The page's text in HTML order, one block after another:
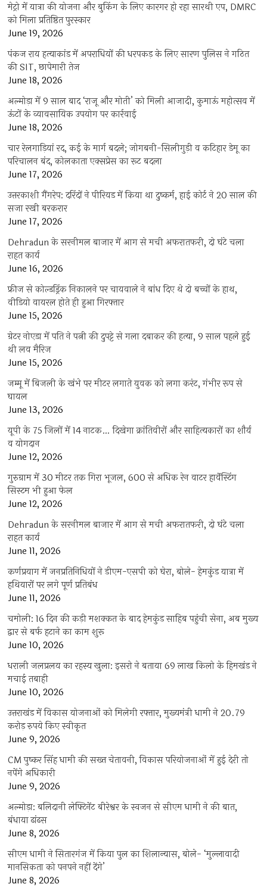
मेट्रो में यात्रा की योजना और बुकिंग के लिए कारगर हो रहा सारथी एप, DMRC
को मिला प्रतिष्ठित पुरस्कार
June 19, 2026
पंकज राय हत्याकांड में अपराधियों की धरपकड़ के लिए सारण पुलिस ने गठित
की SIT, छापेमारी तेज
June 18, 2026
अल्मोड़ा में 9 साल बाद ‘राजू और मोती’ को मिली आजादी, कुमाऊं महोत्सव में
ऊंटों के व्यावसायिक उपयोग पर कार्रवाई
June 18, 2026
चार रेलगाड़ियां रद, कई के मार्ग बदले; जोगबनी-सिलीगुड़ी व कटिहार डेमू का
परिचालन बंद, कोलकाता एक्सप्रेस का रूट बदला
June 17, 2026
उत्तरकाशी गैंगरेप: दरिंदों ने पीरियड में किया था दुष्कर्म, हाई कोर्ट ने 20 साल की
सजा रखी बरकरार
June 17, 2026
Dehradun के सरनीमल बाजार में आग से मची अफरातफरी, दो घंटे चला
राहत कार्य
June 16, 2026
फ्रीज से कोल्डड्रिंक निकालने पर चायवाले ने बांध दिए थे दो बच्चों के हाथ,
वीडियो वायरल होते ही हुआ गिरफ्तार
June 15, 2026
ग्रेटर नोएडा में पति ने पत्नी की दुपट्टे से गला दबाकर की हत्या, 9 साल पहले हुई
थी लव मैरिज
June 15, 2026
जम्मू में बिजली के खंभे पर मीटर लगाते युवक को लगा करंट, गंभीर रूप से
घायल
June 13, 2026
यूपी के 75 जिलों में 14 नाटक… दिखेगा क्रांतिवीरों और साहित्यकारों का शौर्य
व योगदान
June 12, 2026
गुरुग्राम में 30 मीटर तक गिरा भूजल, 600 से अधिक रेन वाटर हार्वेस्टिंग
सिस्टम भी हुआ फेल
June 12, 2026
Dehradun के सरनीमल बाजार में आग से मची अफरातफरी, दो घंटे चला
राहत कार्य
June 11, 2026
कर्णप्रयाग में जनप्रतिनिधियों ने डीएम-एसपी को घेरा, बोले- हेमकुंड यात्रा में
हथियारों पर लगे पूर्ण प्रतिबंध
June 11, 2026
चमोली: 16 दिन की कड़ी मशक्कत के बाद हेमकुंड साहिब पहुंची सेना, अब मुख्य
द्वार से बर्फ हटाने का काम शुरू
June 10, 2026
धराली जलप्रलय का रहस्य खुला: इसरो ने बताया 69 लाख किलो के हिमखंड ने
मचाई तबाही
June 10, 2026
उत्तराखंड में विकास योजनाओं को मिलेगी रफ्तार, मुख्यमंत्री धामी ने 20.79
करोड़ रुपये किए स्वीकृत
June 9, 2026
CM पुष्कर सिंह धामी की सख्त चेतावनी, विकास परियोजनाओं में हुई देरी तो
नपेंगे अधिकारी
June 9, 2026
अल्मोड़ा: बलिदानी लेफ्टिनेंट बीरेश्वर के स्वजन से सीएम धामी ने की बात,
बंधाया ढांढस
June 8, 2026
सीएम धामी ने सितारगंज में किया पुल का शिलान्यास, बोले- ‘मुल्लावादी
मानसिकता को पनपने नहीं देंगे’
June 8, 2026